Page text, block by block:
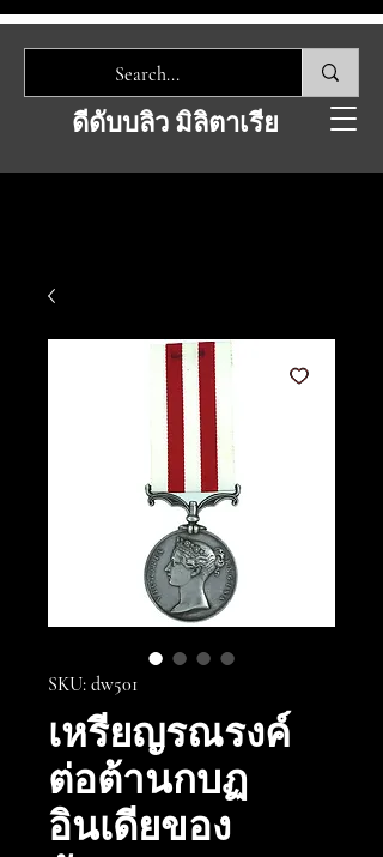
ดีดับบลิว มิลิตาเรีย
SKU: dw501
เหรียญรณรงค์
ต่อต้านกบฏ
อินเดียของ